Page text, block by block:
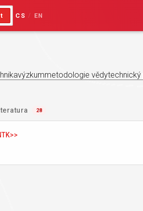
CS / EN
výzkummetodologie vědy
28